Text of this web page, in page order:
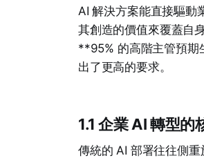
AI 解決方案能直接驅動
其創造的價值來覆蓋自
**95% 的高階主管預期
出了更高的要求。
1.1 企業 AI 轉型的
傳統的 AI 部署往往側